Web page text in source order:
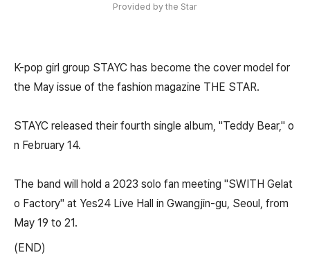
Provided by the Star
K-pop girl group STAYC has become the cover model for
the May issue of the fashion magazine THE STAR.
STAYC released their fourth single album, "Teddy Bear," o
n February 14.
The band will hold a 2023 solo fan meeting "SWITH Gelat
o Factory" at Yes24 Live Hall in Gwangjin-gu, Seoul, from
May 19 to 21.
(END)